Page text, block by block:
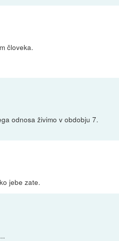
človeka.
odnosa živimo v obdobju 7.
jebe zate.
...